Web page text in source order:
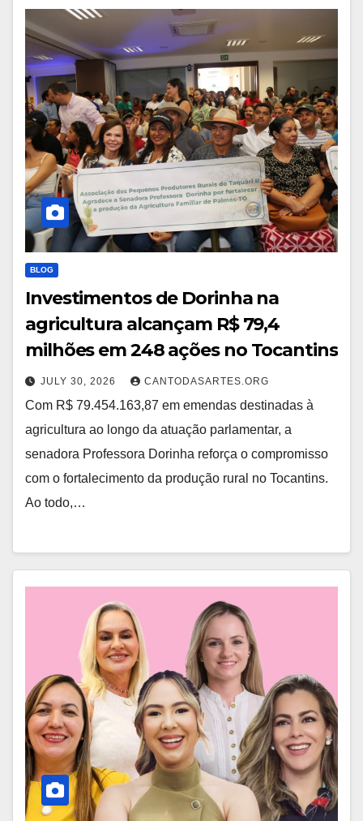
BLOG
Investimentos de Dorinha na
agricultura alcançam R$ 79,4
milhões em 248 ações no Tocantins
JULY 30, 2026 CANTODASARTES.ORG
Com R$ 79.454.163,87 em emendas destinadas à
agricultura ao longo da atuação parlamentar, a
senadora Professora Dorinha reforça o compromisso
com o fortalecimento da produção rural no Tocantins.
Ao todo,…